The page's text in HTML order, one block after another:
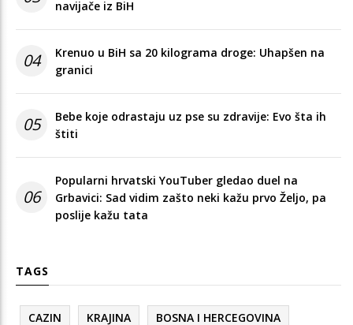
navijače iz BiH
04
Krenuo u BiH sa 20 kilograma droge: Uhapšen na
granici
05
Bebe koje odrastaju uz pse su zdravije: Evo šta ih
štiti
06
Popularni hrvatski YouTuber gledao duel na
Grbavici: Sad vidim zašto neki kažu prvo Željo, pa
poslije kažu tata
TAGS
CAZIN KRAJINA BOSNA I HERCEGOVINA